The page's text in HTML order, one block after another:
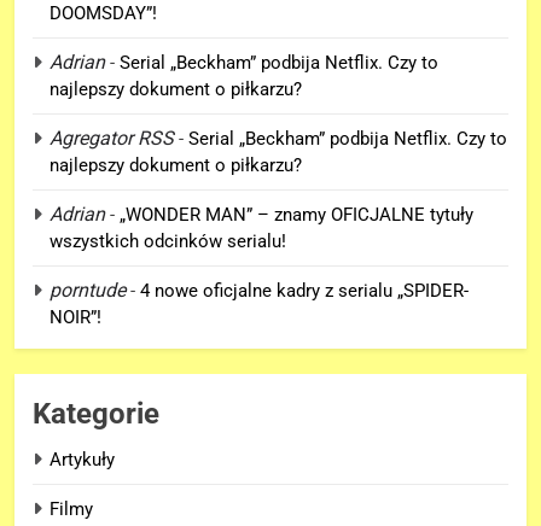
DOOMSDAY”!
Adrian- Serial „Beckham” podbija Netflix. Czy to
najlepszy dokument o piłkarzu?
Agregator RSS- Serial „Beckham” podbija Netflix. Czy to
najlepszy dokument o piłkarzu?
Adrian- „WONDER MAN” – znamy OFICJALNE tytuły
wszystkich odcinków serialu!
porntude- 4 nowe oficjalne kadry z serialu „SPIDER-
NOIR”!
Kategorie
Artykuły
Filmy
Kolejne informacje o roli
Lokiego w „AVENGERS:
DOOMSDAY”!
FILMY
6
Trailer „AVENGERS: ENDGAME
FILMY